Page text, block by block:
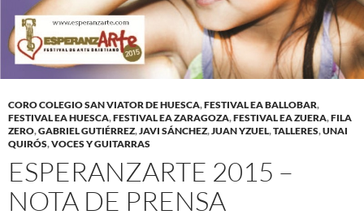
CORO COLEGIO SAN VIATOR DE HUESCA,FESTIVAL EA BALLOBAR,
FESTIVAL EA HUESCA,FESTIVAL EA ZARAGOZA,FESTIVAL EA ZUERA,FILA
ZERO,GABRIEL GUTIÉRREZ,JAVI SÁNCHEZ,JUAN YZUEL,TALLERES,UNAI
QUIRÓS,VOCES Y GUITARRAS
ESPERANZARTE 2015 –
NOTA DE PRENSA